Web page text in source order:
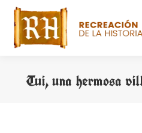
Tui, una hermosa